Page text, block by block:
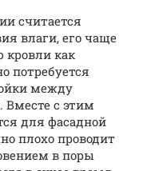
считается
влаги, его чаще
кровли как
потребуется
между
с этим
для фасадной
плохо проводит
в поры